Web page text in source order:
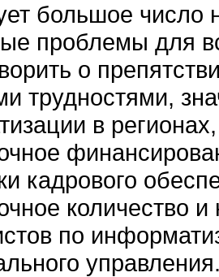
большое число
проблемы для
о
трудностями,
в
кадрового
количество
по